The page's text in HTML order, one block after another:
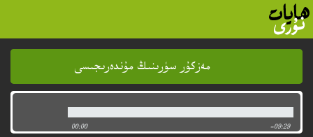
مەزكۇر سۈرىنىڭ مۇندەرىجىسى
مەزكۇر سۈرىنىڭ مۇندەرىجىسى
00:00 -09:29